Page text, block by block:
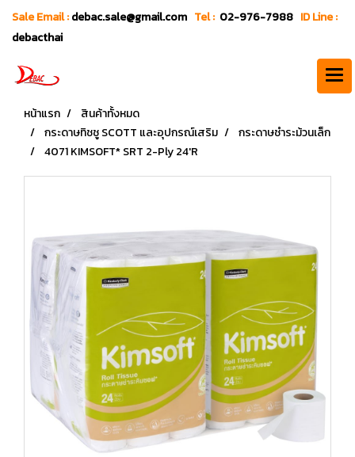
Sale Email :debac.sale@gmail.com Tel : 02-976-7988 ID Line :
debacthai
หน้าแรก
สินค้าทั้งหมด
กระดาษทิชชู SCOTT และอุปกรณ์เสริม
กระดาษชำระม้วนเล็ก
4071 KIMSOFT* SRT 2-Ply 24'R